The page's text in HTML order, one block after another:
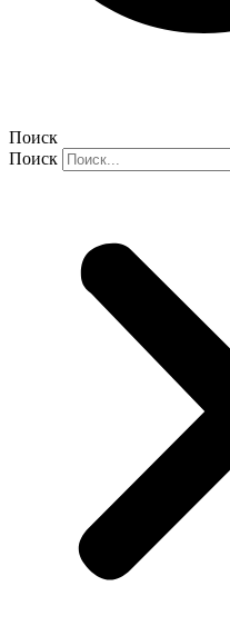
Поиск
Поиск